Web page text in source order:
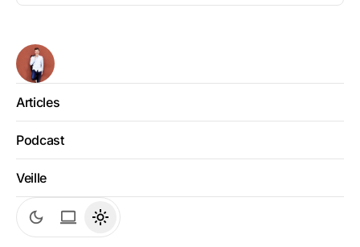
Articles
Podcast
Veille